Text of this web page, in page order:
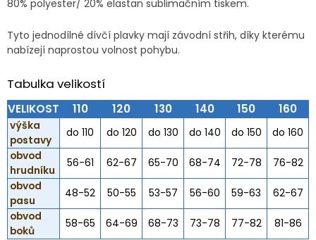
80% polyester/ 20% elastan sublimačním tiskem.
Tyto jednodílné dívčí plavky mají závodní střih, díky kterému
nabízejí naprostou volnost pohybu.
Tabulka velikostí
VELIKOST 110 120 130 140 150 160
výška
postavy
do 110 do 120 do 130 do 140 do 150
do 160
obvod
hrudníku
56-61 62-67 65-70 68-74 72-78
76-82
obvod
pasu
48-52 50-55 53-57 56-60 59-63
62-67
obvod
boků
58-65 64-69 68-73 73-78 77-82 81-86